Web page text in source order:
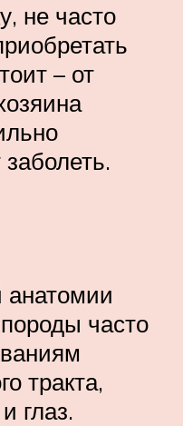
не часто
– от
анатомии
часто
тракта,
глаз.